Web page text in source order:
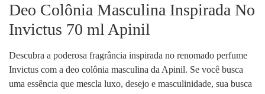
Deo Colônia Masculina Inspirada No
Invictus 70 ml Apinil
Descubra a poderosa fragrância inspirada no renomado perfume
Invictus com a deo colônia masculina da Apinil. Se você busca
uma essência que mescla luxo, desejo e masculinidade, sua busca